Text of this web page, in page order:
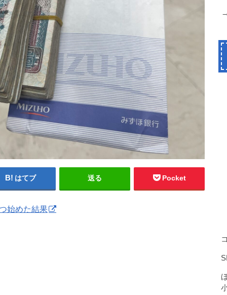
はてブ 送る Pocket
始めた結果